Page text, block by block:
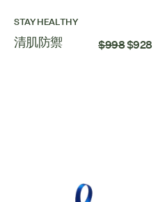
STAY HEALTHY
清肌防禦 $998$928